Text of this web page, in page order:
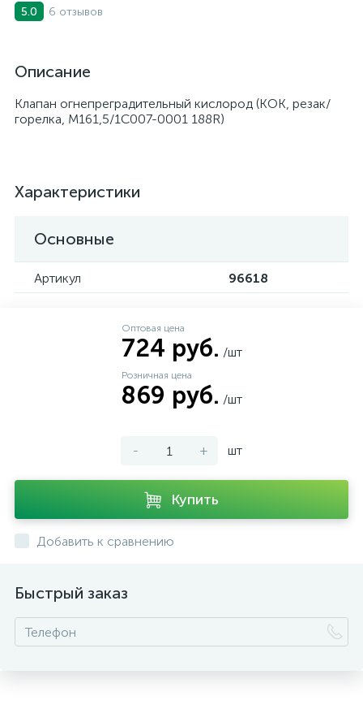
5.0 6 отзывов
Описание
Клапан огнепреградительный кислород (КОК, резак/
горелка, М161,5/1C007-0001 188R)
Характеристики
Основные
Артикул 96618
Оптовая цена
724 руб. /шт
Розничная цена
869 руб. /шт
- + шт
Купить
Добавить к сравнению
Быстрый заказ